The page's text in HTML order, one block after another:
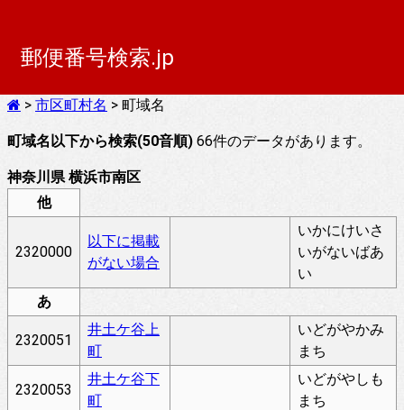
郵便番号検索.jp
> 市区町村名 > 町域名
町域名以下から検索(50音順) 66件のデータがあります。
神奈川県 横浜市南区
他
2320000
以下に掲載
がない場合
いかにけいさ
いがないばあ
い
あ
2320051
井土ケ谷上
町
いどがやかみ
まち
2320053
井土ケ谷下
町
いどがやしも
まち